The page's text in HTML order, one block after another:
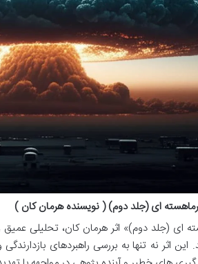
ای (جلد دوم) ( نویسنده هرمان کان )
ای (جلد دوم)» اثر هرمان کان، تحلیلی عمیق
اثر نه تنها به بررسی راهبردهای